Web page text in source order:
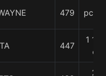
479 pczo.
447
1 1/2
c
2